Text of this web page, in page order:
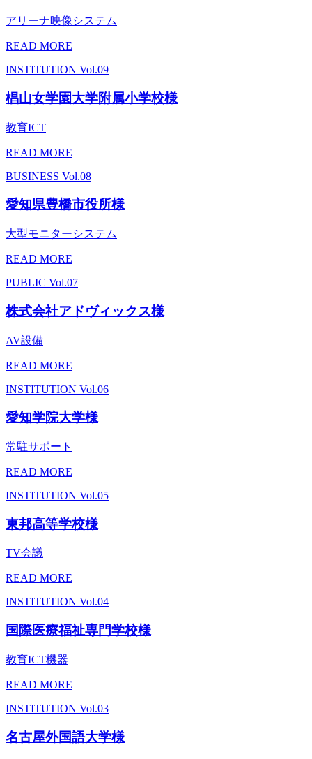
アリーナ映像システム
READ MORE
INSTITUTION Vol.09
椙山女学園大学附属小学校様
教育ICT
READ MORE
BUSINESS Vol.08
愛知県豊橋市役所様
大型モニターシステム
READ MORE
PUBLIC Vol.07
株式会社アドヴィックス様
AV設備
READ MORE
INSTITUTION Vol.06
愛知学院大学様
常駐サポート
READ MORE
INSTITUTION Vol.05
東邦高等学校様
TV会議
READ MORE
INSTITUTION Vol.04
国際医療福祉専門学校様
教育ICT機器
READ MORE
INSTITUTION Vol.03
名古屋外国語大学様